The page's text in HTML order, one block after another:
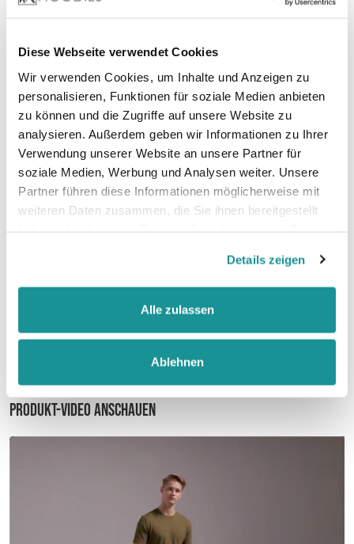
Diese Webseite verwendet Cookies
Wir verwenden Cookies, um Inhalte und Anzeigen zu
personalisieren, Funktionen für soziale Medien anbieten
zu können und die Zugriffe auf unsere Website zu
analysieren. Außerdem geben wir Informationen zu Ihrer
Verwendung unserer Website an unsere Partner für
soziale Medien, Werbung und Analysen weiter. Unsere
Partner führen diese Informationen möglicherweise mit
weiteren Daten zusammen, die Sie ihnen bereitgestellt
Details zeigen
Alle zulassen
Ablehnen
Zertifizierungen:
Vegan, BSCI Oeko-Tex, SEDEX, WRAP, Marl :
Recycled Polyester
Produkt-Video anschauen